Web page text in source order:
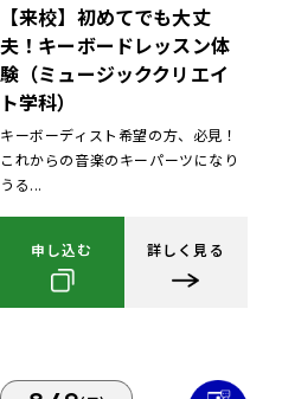
【来校】初めてでも大丈
夫！キーボードレッスン体
験（ミュージッククリエイ
ト学科）
キーボーディスト希望の方、必見！
これからの音楽のキーパーツになり
うる...
申し込む 詳しく見る